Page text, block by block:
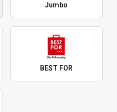
Jumbo
BEST FOR